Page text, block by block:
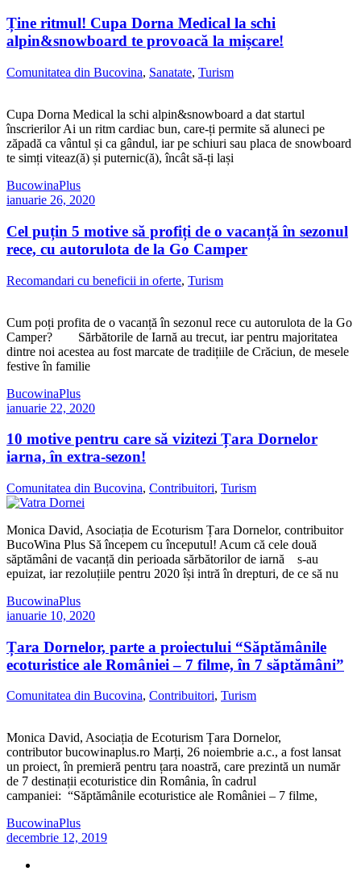
Ține ritmul! Cupa Dorna Medical la schi
alpin&snowboard te provoacă la mișcare!
Comunitatea din Bucovina, Sanatate, Turism
Cupa Dorna Medical la schi alpin&snowboard a dat startul
înscrierilor Ai un ritm cardiac bun, care-ți permite să aluneci pe
zăpadă ca vântul și ca gândul, iar pe schiuri sau placa de snowboard
te simți viteaz(ă) și puternic(ă), încât să-ți lași
BucowinaPlus
ianuarie 26, 2020
Cel puțin 5 motive să profiți de o vacanță în sezonul
rece, cu autorulota de la Go Camper
Recomandari cu beneficii in oferte, Turism
Cum poți profita de o vacanță în sezonul rece cu autorulota de la Go
Camper? Sărbătorile de Iarnă au trecut, iar pentru majoritatea
dintre noi acestea au fost marcate de tradițiile de Crăciun, de mesele
festive în familie
BucowinaPlus
ianuarie 22, 2020
10 motive pentru care să vizitezi Țara Dornelor
iarna, în extra-sezon!
Comunitatea din Bucovina, Contribuitori, Turism
Monica David, Asociația de Ecoturism Țara Dornelor, contribuitor
BucoWina Plus Să începem cu începutul! Acum că cele două
săptămâni de vacanță din perioada sărbătorilor de iarnă s-au
epuizat, iar rezoluțiile pentru 2020 își intră în drepturi, de ce să nu
BucowinaPlus
ianuarie 10, 2020
Țara Dornelor, parte a proiectului “Săptămânile
ecoturistice ale României – 7 filme, în 7 săptămâni”
Comunitatea din Bucovina, Contribuitori, Turism
Monica David, Asociația de Ecoturism Țara Dornelor,
contributor bucowinaplus.ro Marți, 26 noiembrie a.c., a fost lansat
un proiect, în premieră pentru țara noastră, care prezintă un număr
de 7 destinații ecoturistice din România, în cadrul
campaniei: “Săptămânile ecoturistice ale României – 7 filme,
BucowinaPlus
decembrie 12, 2019